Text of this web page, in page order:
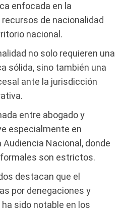
enfocada en la
de nacionalidad
nacional.
no solo requieren una
sólida, sino también una
ante la jurisdicción
entre abogado y
especialmente en
Nacional, donde
son estrictos.
destacan que el
por denegaciones y
sido notable en los